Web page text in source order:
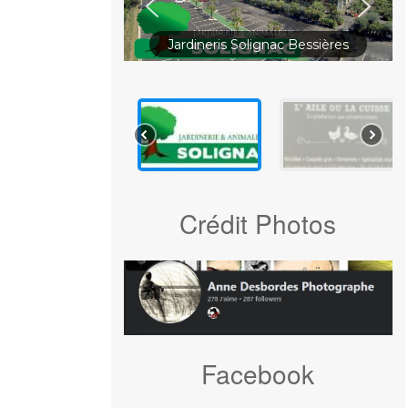
Jardineris Solignac Bessières
Crédit Photos
Facebook